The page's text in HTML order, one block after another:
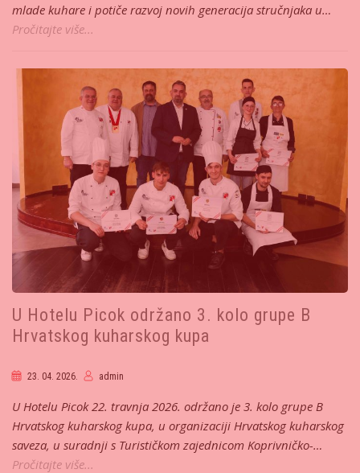
mlade kuhare i potiče razvoj novih generacija stručnjaka u…
Pročitajte više...
U Hotelu Picok održano 3. kolo grupe B
Hrvatskog kuharskog kupa
23. 04. 2026. admin
U Hotelu Picok 22. travnja 2026. održano je 3. kolo grupe B
Hrvatskog kuharskog kupa, u organizaciji Hrvatskog kuharskog
saveza, u suradnji s Turističkom zajednicom Koprivničko-…
Pročitajte više...